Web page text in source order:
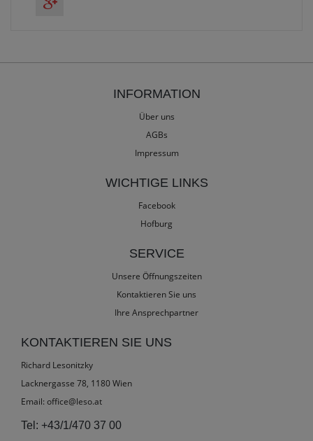
INFORMATION
Über uns
AGBs
Impressum
WICHTIGE LINKS
Facebook
Hofburg
SERVICE
Unsere Öffnungszeiten
Kontaktieren Sie uns
Ihre Ansprechpartner
KONTAKTIEREN SIE UNS
Richard Lesonitzky
Lacknergasse 78, 1180 Wien
Email: office@leso.at
Tel: +43/1/470 37 00